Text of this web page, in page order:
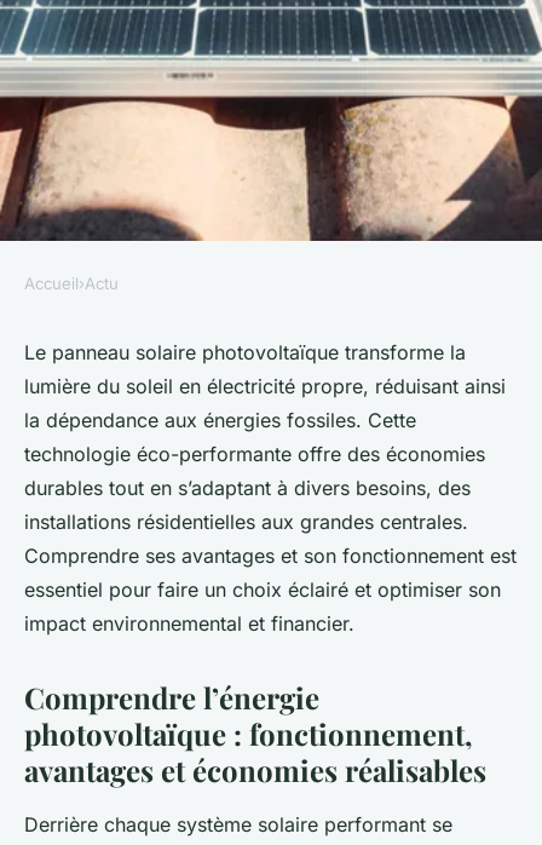
Panneau solaire
photovoltaïque : une solution
éco-performante
Sohan•1 juillet 2025•6 min de lecture
Accueil›Actu
Le panneau solaire photovoltaïque transforme la
lumière du soleil en électricité propre, réduisant ainsi
la dépendance aux énergies fossiles. Cette
technologie éco-performante offre des économies
durables tout en s’adaptant à divers besoins, des
installations résidentielles aux grandes centrales.
Comprendre ses avantages et son fonctionnement est
essentiel pour faire un choix éclairé et optimiser son
impact environnemental et financier.
Comprendre l’énergie
photovoltaïque : fonctionnement,
avantages et économies réalisables
Derrière chaque système solaire performant se